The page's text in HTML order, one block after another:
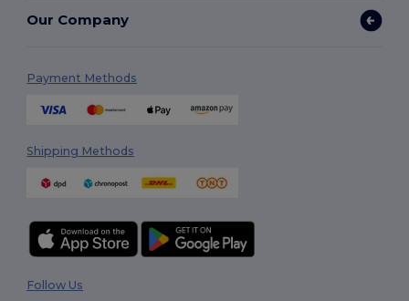
Our Company
Payment Methods
Shipping Methods
Follow Us